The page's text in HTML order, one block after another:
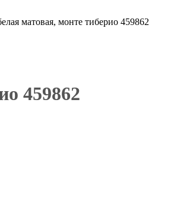
матовая, монте тиберио 459862
459862